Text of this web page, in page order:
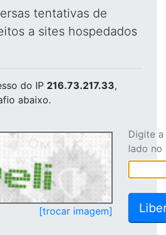
tentativas de
a sites hospedados
do IP 216.73.217.33,
abaixo.
[trocar imagem]
Digite
lado no